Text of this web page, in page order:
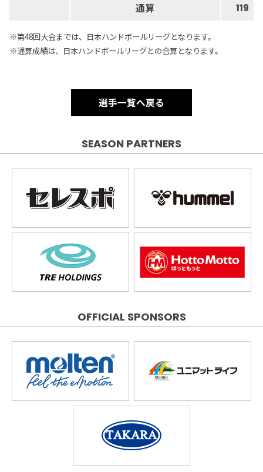
通算 119
※第48回大会までは、日本ハンドボールリーグとなります。
※通算成績は、日本ハンドボールリーグとの合算となります。
選手一覧へ戻る
SEASON PARTNERS
OFFICIAL SPONSORS